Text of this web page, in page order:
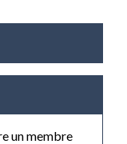
un membre